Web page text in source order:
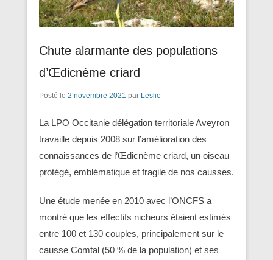
Chute alarmante des populations
d’Œdicnème criard
Posté le 2 novembre 2021 par Leslie
La LPO Occitanie délégation territoriale Aveyron
travaille depuis 2008 sur l’amélioration des
connaissances de l’Œdicnème criard, un oiseau
protégé, emblématique et fragile de nos causses.
Une étude menée en 2010 avec l’ONCFS a
montré que les effectifs nicheurs étaient estimés
entre 100 et 130 couples, principalement sur le
causse Comtal (50 % de la population) et ses